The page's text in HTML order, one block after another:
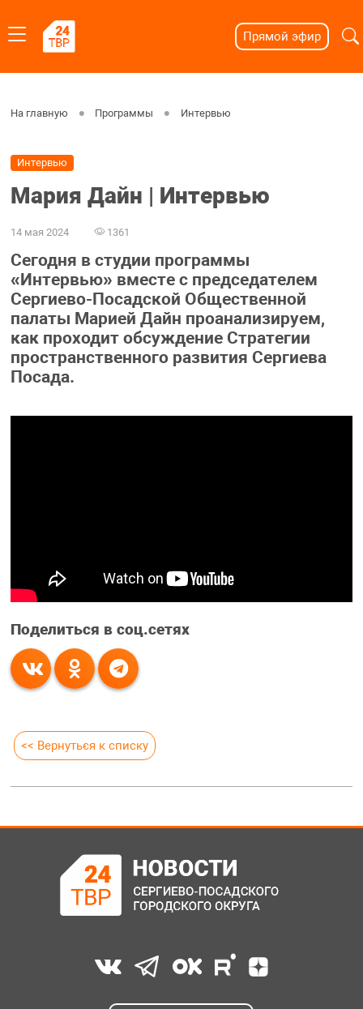
Прямой эфир
На главную Программы Интервью
Интервью
Мария Дайн | Интервью
14 мая 2024 1361
Сегодня в студии программы
«Интервью» вместе с председателем
Сергиево-Посадской Общественной
палаты Марией Дайн проанализируем,
как проходит обсуждение Стратегии
пространственного развития Сергиева
Посада.
Поделиться в соц.сетях
<< Вернуться к списку